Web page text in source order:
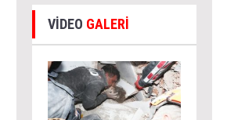
VİDEO GALERİ